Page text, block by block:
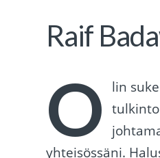
Raif
O
lin
yhteisössäni.